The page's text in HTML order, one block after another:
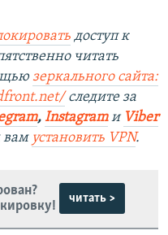
доступ к
читать
зеркального сайта:
следите за
, Instagramи Viber
вам установить VPN.
читать >